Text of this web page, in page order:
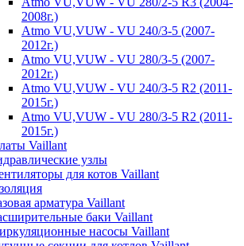
2008г.)
Atmo VU,VUW - VU 240/3-5 (2007-
2012г.)
Atmo VU,VUW - VU 280/3-5 (2007-
2012г.)
Atmo VU,VUW - VU 240/3-5 R2 (2011-
2015г.)
Atmo VU,VUW - VU 280/3-5 R2 (2011-
2015г.)
Vaillant
узлы
для котов Vaillant
арматура Vaillant
баки Vaillant
насосы Vaillant